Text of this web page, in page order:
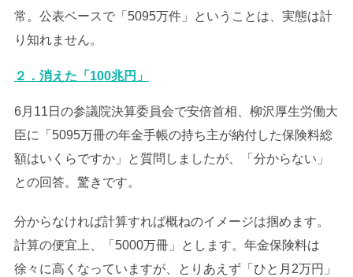
常。公表ベースで「5095万件」ということは、実態は計
り知れません。
２．消えた「100兆円」
6月11日の参議院決算委員会で安倍首相、柳沢厚生労働大
臣に「5095万冊の年金手帳の持ち主が納付した保険料総
額はいくらですか」と質問しましたが、「分からない」
との回答。驚きです。
分からなければ計算すれば概ねのイメージは掴めます。
計算の便宜上、「5000万冊」とします。年金保険料は
徐々に高くなっていますが、とりあえず「ひと月2万円」